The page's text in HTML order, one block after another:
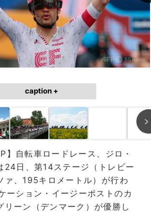
caption +
】自転車ロードレース、ジロ・
24日、第14ステージ（トレビー
ァ、195キロメートル）が行わ
ーション・イージーポストのカ
リーン（デンマーク）が優勝し